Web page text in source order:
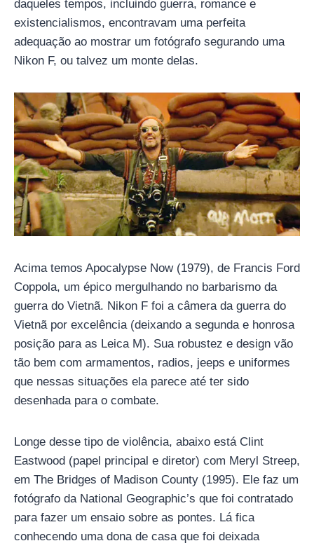
daqueles tempos, incluindo guerra, romance e
existencialismos, encontravam uma perfeita
adequação ao mostrar um fotógrafo segurando uma
Nikon F, ou talvez um monte delas.
Acima temos Apocalypse Now (1979), de Francis Ford
Coppola, um épico mergulhando no barbarismo da
guerra do Vietnã. Nikon F foi a câmera da guerra do
Vietnã por excelência (deixando a segunda e honrosa
posição para as Leica M). Sua robustez e design vão
tão bem com armamentos, radios, jeeps e uniformes
que nessas situações ela parece até ter sido
desenhada para o combate.
Longe desse tipo de violência, abaixo está Clint
Eastwood (papel principal e diretor) com Meryl Streep,
em The Bridges of Madison County (1995). Ele faz um
fotógrafo da National Geographic’s que foi contratado
para fazer um ensaio sobre as pontes. Lá fica
conhecendo uma dona de casa que foi deixada